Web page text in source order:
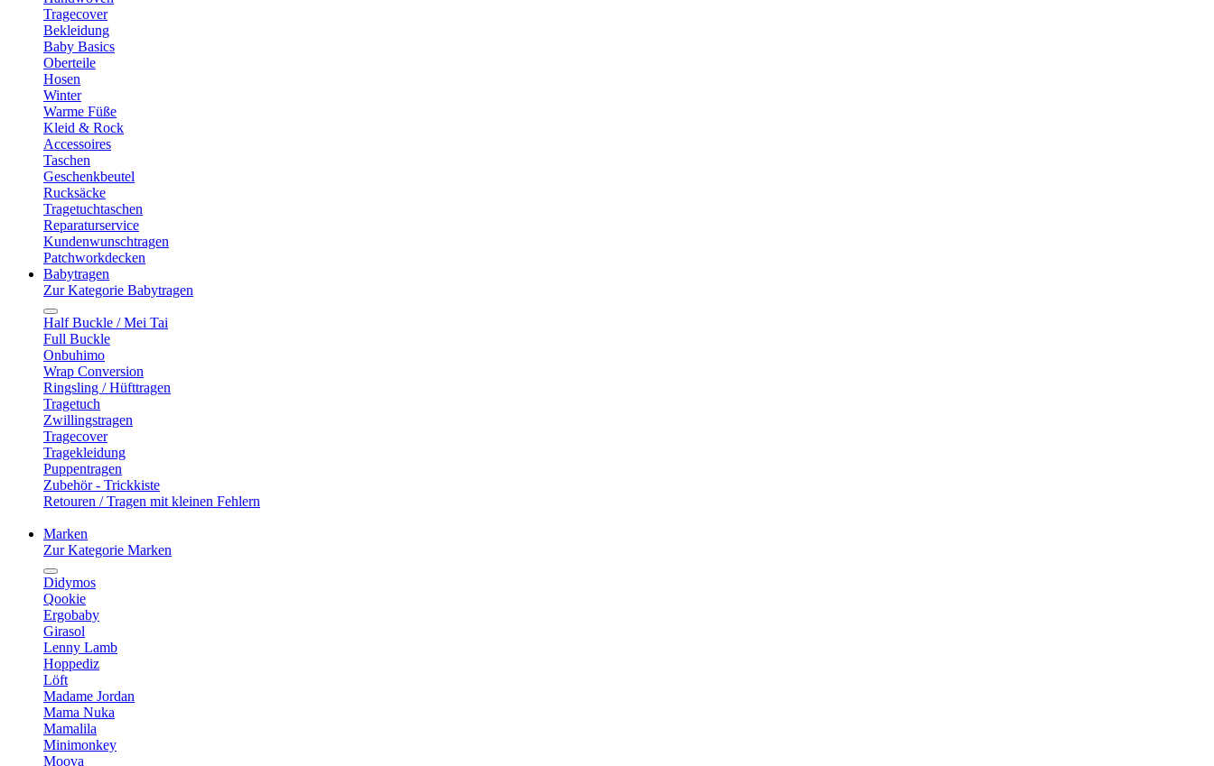
Tragecover
Bekleidung
Baby Basics
Oberteile
Hosen
Winter
Warme Füße
Kleid & Rock
Accessoires
Taschen
Geschenkbeutel
Rucksäcke
Tragetuchtaschen
Reparaturservice
Kundenwunschtragen
Patchworkdecken
Babytragen
Zur Kategorie Babytragen
Half Buckle / Mei Tai
Full Buckle
Onbuhimo
Wrap Conversion
Ringsling / Hüfttragen
Tragetuch
Zwillingstragen
Tragecover
Tragekleidung
Puppentragen
Zubehör - Trickkiste
Retouren / Tragen mit kleinen Fehlern
Marken
Zur Kategorie Marken
Didymos
Qookie
Ergobaby
Girasol
Lenny Lamb
Hoppediz
Löft
Madame Jordan
Mama Nuka
Mamalila
Minimonkey
Moova